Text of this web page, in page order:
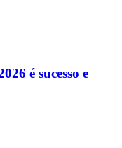
é sucesso e